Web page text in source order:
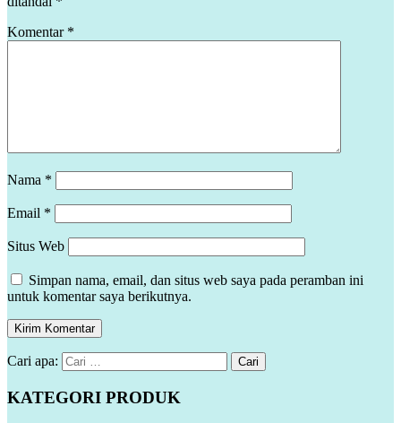
Komentar *
Nama *
Email *
Situs Web
Simpan nama, email, dan situs web saya pada peramban ini
untuk komentar saya berikutnya.
Cari apa:
KATEGORI PRODUK